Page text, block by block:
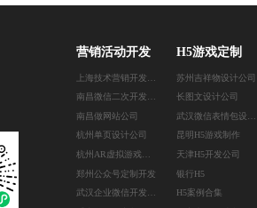
营销活动开发
南昌微信二次开发公司
南昌做网站公司
杭州单页设计公司
郑州公众号定制开发
H5游戏定制
苏州吉祥物设计公司
长图文设计公司
昆明H5游戏制作
天津H5开发公司
银行H5
H5案例合集